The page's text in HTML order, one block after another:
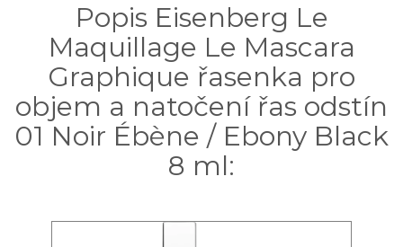
Popis Eisenberg Le
Maquillage Le Mascara
Graphique řasenka pro
objem a natočení řas odstín
01 Noir Ébène / Ebony Black
8 ml: